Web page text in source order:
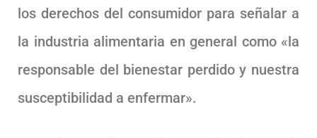
los derechos del consumidor para señalar a
la industria alimentaria en general como «la
responsable del bienestar perdido y nuestra
susceptibilidad a enfermar».